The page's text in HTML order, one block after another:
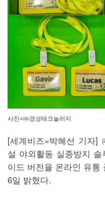
사진=㈜경성테크놀러지
[세계비즈=박혜선 기자]
설 야외활동 실종방지 솔
이드 버전을 온라인 유통
6일 밝혔다.